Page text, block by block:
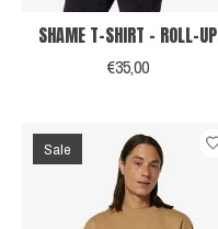
SHAME T-SHIRT - ROLL-UP
€35,00
Sale